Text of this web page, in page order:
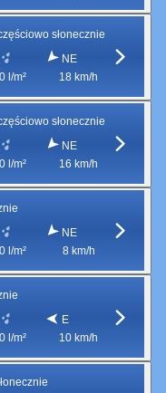
słonecznie
0 l/m²
NE
18 km/h
słonecznie
0 l/m²
NE
16 km/h
0 l/m²
NE
8 km/h
0 l/m²
E
10 km/h